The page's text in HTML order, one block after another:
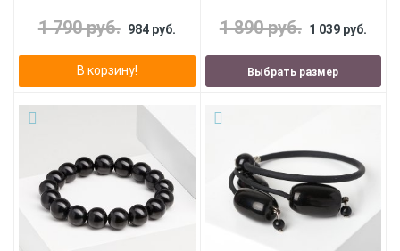
1 790 руб. 984 руб.
В корзину!
1 890 руб. 1 039 руб.
Выбрать размер